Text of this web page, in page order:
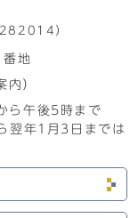
）
地
内）
ら午後5時まで
翌年1月3日までは